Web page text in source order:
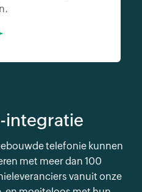
integratie
telefonie kunnen
met meer dan 100
vanuit onze